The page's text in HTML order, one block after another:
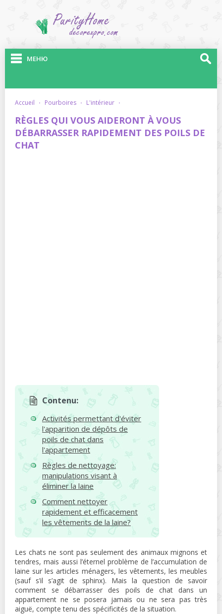
МЕНЮ
accueil · pourboires · l'intérieur ·
RÈGLES QUI VOUS AIDERONT À VOUS
DÉBARRASSER RAPIDEMENT DES POILS DE
CHAT
Contenu:
Activités permettant d'éviter
l'apparition de dépôts de
poils de chat dans
l'appartement
Règles de nettoyage:
manipulations visant à
éliminer la laine
Comment nettoyer
rapidement et efficacement
les vêtements de la laine?
Les chats ne sont pas seulement des animaux mignons et
tendres, mais aussi l’éternel problème de l’accumulation de
laine sur les articles ménagers, les vêtements, les meubles
(sauf s’il s’agit de sphinx). Mais la question de savoir
comment se débarrasser des poils de chat dans un
appartement ne se posera jamais ou ne sera pas très
aiguë, compte tenu des spécificités de la situation.